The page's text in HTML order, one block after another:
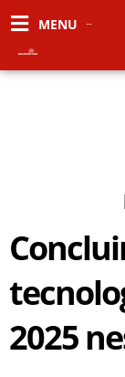
MENU
2025